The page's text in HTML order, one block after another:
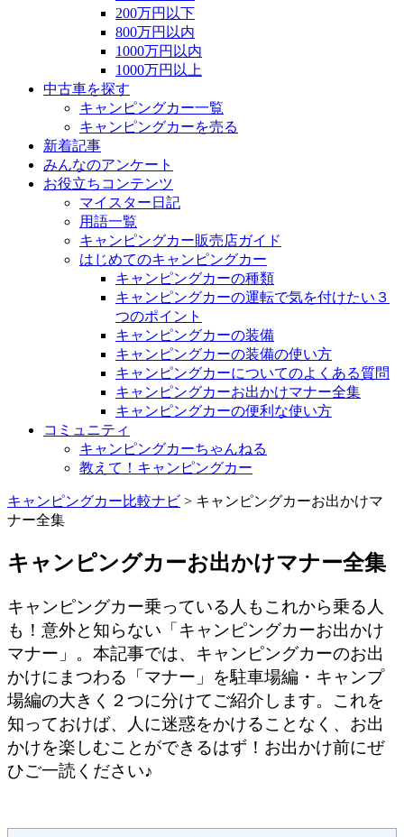
200万円以下
800万円以内
1000万円以内
1000万円以上
中古車を探す
キャンピングカー一覧
キャンピングカーを売る
新着記事
みんなのアンケート
お役立ちコンテンツ
マイスター日記
用語一覧
キャンピングカー販売店ガイド
はじめてのキャンピングカー
キャンピングカーの種類
キャンピングカーの運転で気を付けたい３
つのポイント
キャンピングカーの装備
キャンピングカーの装備の使い方
キャンピングカーについてのよくある質問
キャンピングカーお出かけマナー全集
キャンピングカーの便利な使い方
コミュニティ
キャンピングカーちゃんねる
教えて！キャンピングカー
キャンピングカー比較ナビ > キャンピングカーお出かけマ
ナー全集
キャンピングカーお出かけマナー全集
キャンピングカー乗っている人もこれから乗る人
も！意外と知らない「キャンピングカーお出かけ
マナー」。本記事では、キャンピングカーのお出
かけにまつわる「マナー」を駐車場編・キャンプ
場編の大きく２つに分けてご紹介します。これを
知っておけば、人に迷惑をかけることなく、お出
かけを楽しむことができるはず！お出かけ前にぜ
ひご一読ください♪